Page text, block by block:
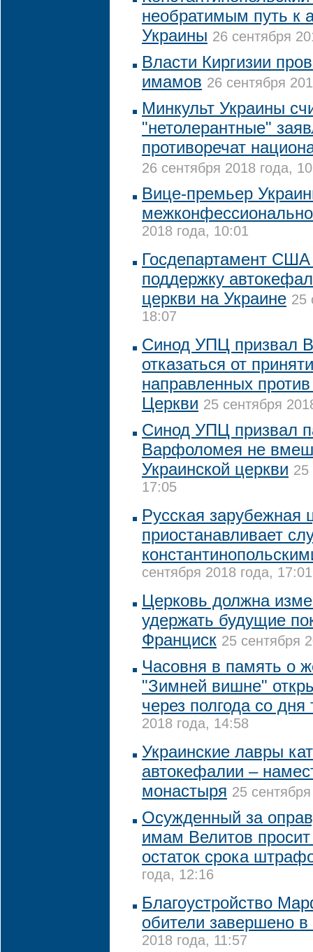
необратимым путь к
Украины 26 сентября
Власти Киргизии
имамов 26 сентября
Минкульт Украины
"нетолерантные"
противоречат
26 сентября 2018 года,
Вице-премьер
2018 года, 10:01
Госдепартамент
поддержку
церкви на Украине 25
18:07
Синод УПЦ призвал
отказаться от
направленных
Церкви 25 сентября
Синод УПЦ призвал
Варфоломея не
Украинской церкви 25
17:05
Русская зарубежная
приостанавливает
сентября 2018 года, 17:01
Церковь должна
удержать будущие
Франциск 25 сентября
Часовня в память о
"Зимней вишне"
через полгода со дня
2018 года, 14:58
Украинские лавры
автокефалии –
монастыря 25
Осужденный за
имам Велитов
остаток срока
года, 12:16
Благоустройство
обители завершено
2018 года, 11:57